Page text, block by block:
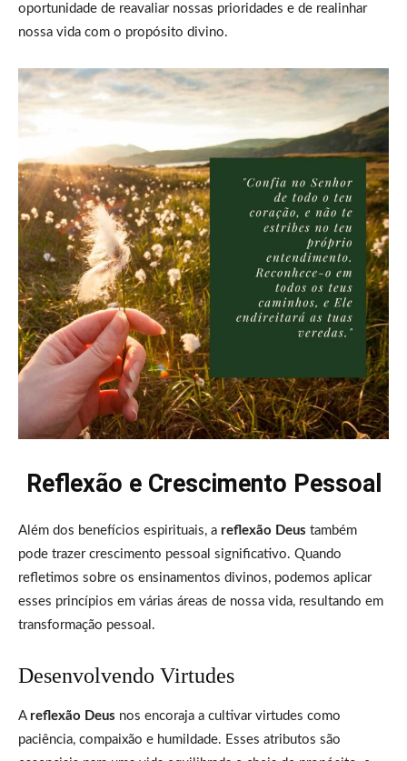
oportunidade de reavaliar nossas prioridades e de realinhar
nossa vida com o propósito divino.
Reflexão e Crescimento Pessoal
Além dos benefícios espirituais, a reflexão Deus também
pode trazer crescimento pessoal significativo. Quando
refletimos sobre os ensinamentos divinos, podemos aplicar
esses princípios em várias áreas de nossa vida, resultando em
transformação pessoal.
Desenvolvendo Virtudes
A reflexão Deus nos encoraja a cultivar virtudes como
paciência, compaixão e humildade. Esses atributos são